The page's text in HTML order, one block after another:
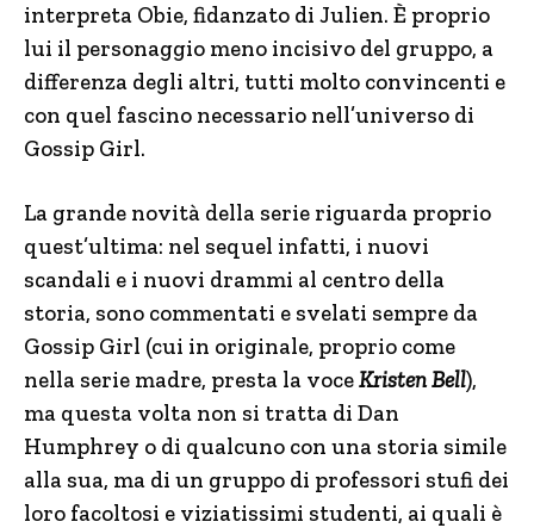
interpreta Obie, fidanzato di Julien. È proprio
lui il personaggio meno incisivo del gruppo, a
differenza degli altri, tutti molto convincenti e
con quel fascino necessario nell’universo di
Gossip Girl.
La grande novità della serie riguarda proprio
quest’ultima: nel sequel infatti, i nuovi
scandali e i nuovi drammi al centro della
storia, sono commentati e svelati sempre da
Gossip Girl (cui in originale, proprio come
nella serie madre, presta la voceKristen Bell),
ma questa volta non si tratta di Dan
Humphrey o di qualcuno con una storia simile
alla sua, ma di un gruppo di professori stufi dei
loro facoltosi e viziatissimi studenti, ai quali è